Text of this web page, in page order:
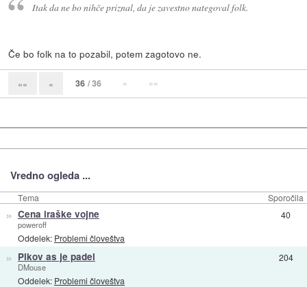
Itak da ne bo nihče priznal, da je zavestno nategoval folk.
Če bo folk na to pozabil, potem zagotovo ne.
«« « 36 / 36 » »»
Vredno ogleda ...
Tema Sporočila
» Cena iraške vojne
poweroff
Oddelek: Problemi človeštva
40
» Pikov as je padel
DMouse
Oddelek: Problemi človeštva
204